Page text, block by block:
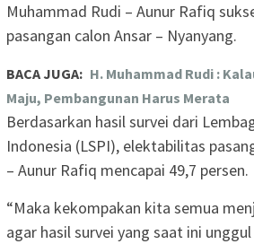
Muhammad Rudi – Aunur Rafiq
pasangan calon Ansar – Nyanyang.
BACA JUGA: H. Muhammad Rudi :
Maju, Pembangunan Harus Merata
Berdasarkan hasil survei dari
Indonesia (LSPI), elektabilitas
– Aunur Rafiq mencapai 49,7 persen.
“Maka kekompakan kita semua
agar hasil survei yang saat ini